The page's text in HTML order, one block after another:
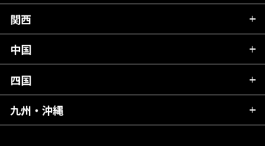
岩手県
宮城県
福島県
群馬県
千葉県
東京都
神奈川県
富山県
石川県
山梨県
長野県
岐阜県
静岡県
愛知県
関西
滋賀県
京都府
大阪府
中国
広島県
岡山県
四国
愛媛県
九州・沖縄